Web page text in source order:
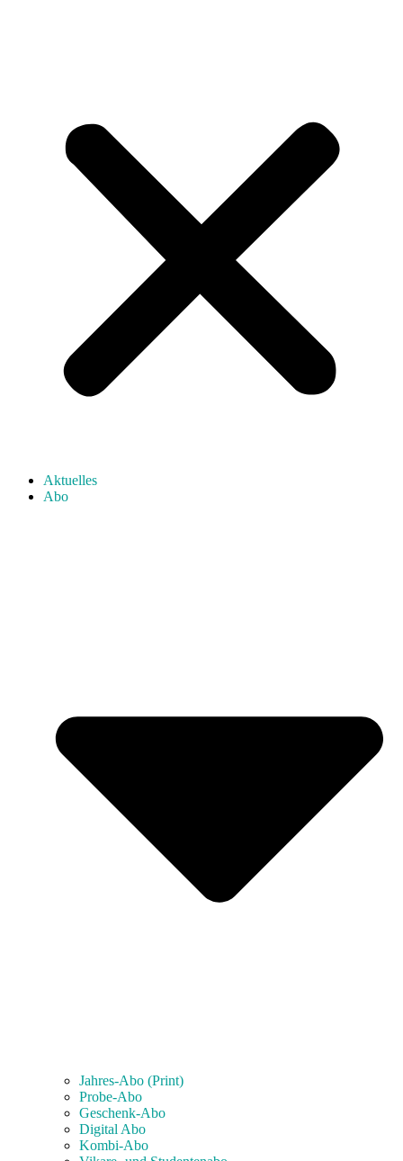
Aktuelles
Abo
Jahres-Abo (Print)
Probe-Abo
Geschenk-Abo
Digital Abo
Kombi-Abo